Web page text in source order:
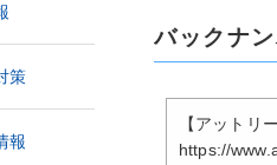
バックナ
【アットリ
https://
策
報